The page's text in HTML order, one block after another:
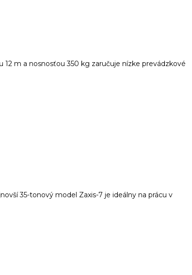
m a nosnosťou 350 kg zaručuje nízke prevádzkové
35-tonový model Zaxis-7 je ideálny na prácu v